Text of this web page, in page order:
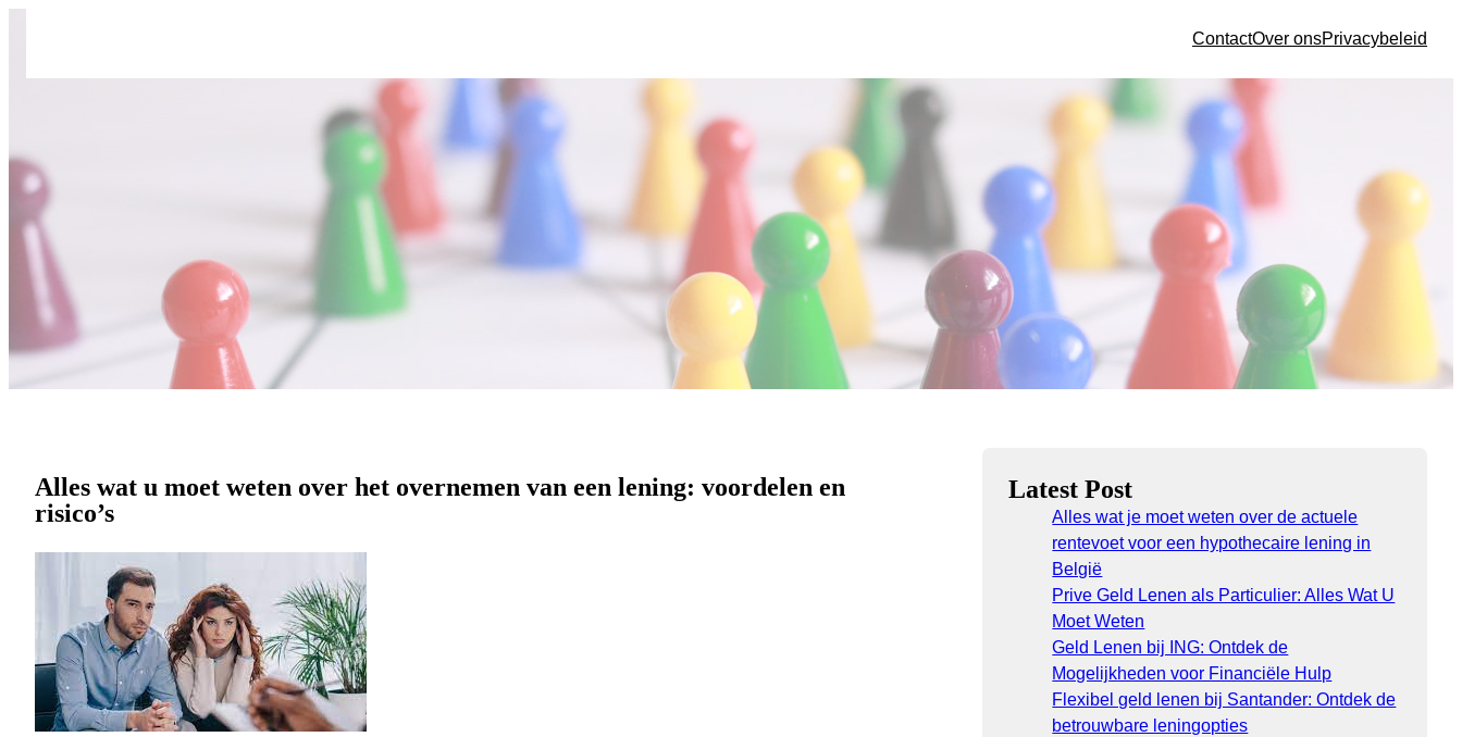
ContactOver onsPrivacybeleid
Alles wat u moet weten over het overnemen van een lening: voordelen en
risico’s
Latest Post
Alles wat je moet weten over de actuele
rentevoet voor een hypothecaire lening in
België
Prive Geld Lenen als Particulier: Alles Wat U
Moet Weten
Geld Lenen bij ING: Ontdek de
Mogelijkheden voor Financiële Hulp
Flexibel geld lenen bij Santander: Ontdek de
betrouwbare leningopties